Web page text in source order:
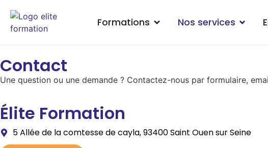
Formations Nos services
Contact
Une question ou une demande ? Contactez-nous par formulaire,
Élite Formation
5 Allée de la comtesse de cayla, 93400 Saint Ouen sur Seine